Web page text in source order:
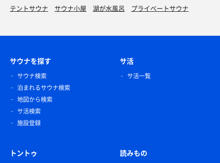
テントサウナ
サウナ小屋 湖が水風呂 プライベートサウナ
サウナを探す
サウナ検索
泊まれるサウナ検索
地図から検索
サ活検索
施設登録
サ活
サ活一覧
トントゥ 読みもの